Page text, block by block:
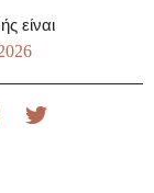
είναι